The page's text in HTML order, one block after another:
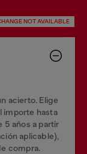
NOT AVAILABLE
acierto. Elige
importe hasta
5 años a partir
aplicable),
compra.